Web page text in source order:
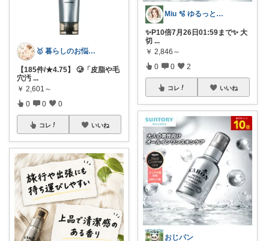
🥇 暮らしのお悩み解決図鑑
【185件/★4.75】 🥲「皮脂や毛
穴汚 ...
￥ 2,601～
0 0 0
コレ いいね
Miu 🫧 ゆるっと自分磨き。
✨P10倍7月26日01:59まで✨ 大
切 ...
￥ 2,846～
0 0 2
コレ いいね
おじパン